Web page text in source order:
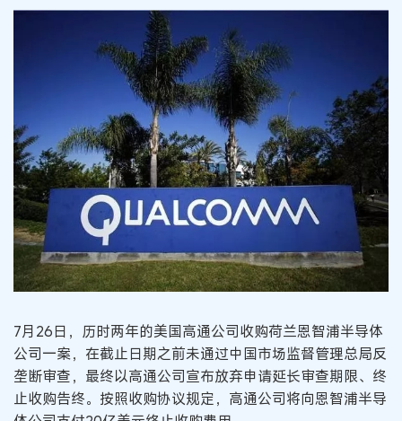
7月26日，历时两年的美国高通公司收购荷兰恩智浦半导体
公司一案，在截止日期之前未通过中国市场监督管理总局反
垄断审查，最终以高通公司宣布放弃申请延长审查期限、终
止收购告终。按照收购协议规定，高通公司将向恩智浦半导